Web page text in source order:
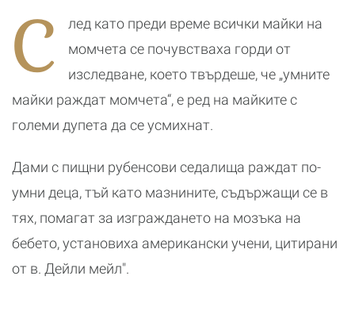
С
лед като преди време всички майки на
момчета се почувстваха горди от
изследване, което твърдеше, че „умните
майки раждат момчета“, е ред на майките с
големи дупета да се усмихнат.
Дами с пищни рубенсови седалища раждат по-
умни деца, тъй като мазнините, съдържащи се в
тях, помагат за изграждането на мозъка на
бебето, установиха американски учени, цитирани
от в. Дейли мейл".